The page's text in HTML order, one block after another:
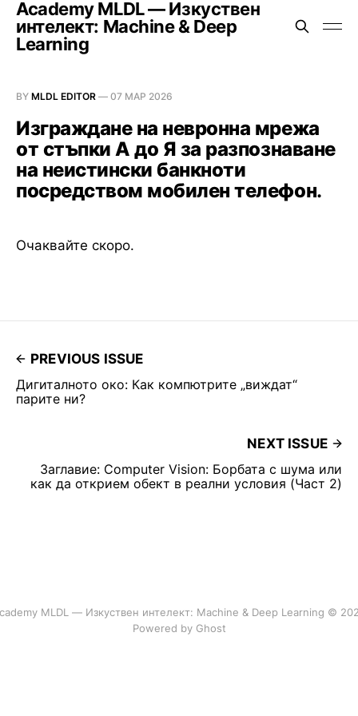
Academy MLDL — Изкуствен
интелект: Machine & Deep
Learning
BY MLDL EDITOR — 07 МАР 2026
Изграждане на невронна мрежа
от стъпки А до Я за разпознаване
на неистински банкноти
посредством мобилен телефон.
Очаквайте скоро.
PREVIOUS ISSUE
Дигиталното око: Как компютрите „виждат“
парите ни?
NEXT ISSUE
Заглавие: Computer Vision: Борбата с шума или
как да открием обект в реални условия (Част 2)
MLDL — Изкуствен интелект: Machine & Deep Learning ©
Powered by Ghost